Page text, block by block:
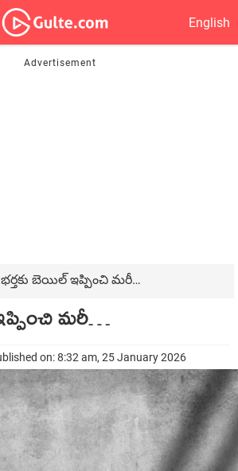
English
భర్తకు బెయిల్ ఇప్పించి మరీ…
మరీ…
on: 8:32 am, 25 January 2026